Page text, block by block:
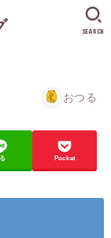
SEARCH
おつる
Pocket